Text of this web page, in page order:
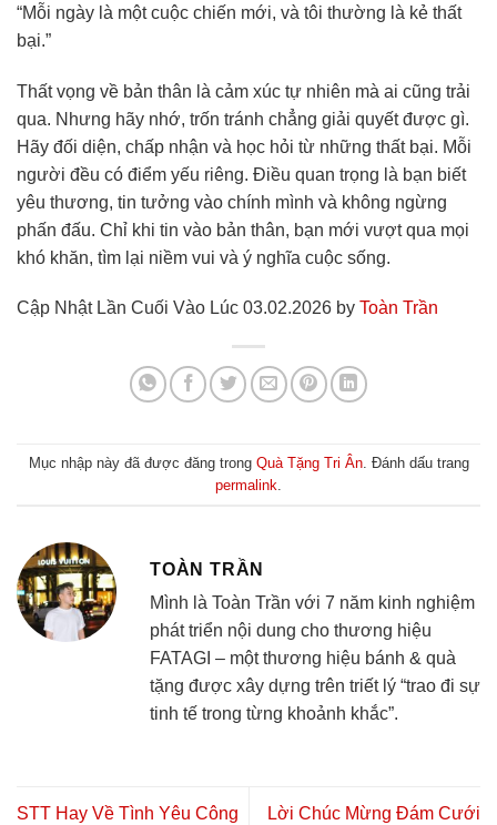
“Mỗi ngày là một cuộc chiến mới, và tôi thường là kẻ thất
bại.”
Thất vọng về bản thân là cảm xúc tự nhiên mà ai cũng trải
qua. Nhưng hãy nhớ, trốn tránh chẳng giải quyết được gì.
Hãy đối diện, chấp nhận và học hỏi từ những thất bại. Mỗi
người đều có điểm yếu riêng. Điều quan trọng là bạn biết
yêu thương, tin tưởng vào chính mình và không ngừng
phấn đấu. Chỉ khi tin vào bản thân, bạn mới vượt qua mọi
khó khăn, tìm lại niềm vui và ý nghĩa cuộc sống.
Cập Nhật Lần Cuối Vào Lúc 03.02.2026 by Toàn Trần
Mục nhập này đã được đăng trong Quà Tặng Tri Ân. Đánh dấu trang
permalink
TOÀN TRẦN
Mình là Toàn Trần với 7 năm kinh nghiệm
phát triển nội dung cho thương hiệu
FATAGI – một thương hiệu bánh & quà
tặng được xây dựng trên triết lý “trao đi sự
tinh tế trong từng khoảnh khắc”.
STT Hay Về Tình Yêu Công
Lời Chúc Mừng Đám Cưới